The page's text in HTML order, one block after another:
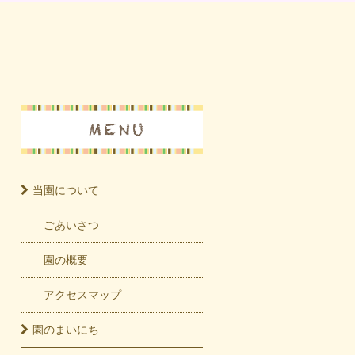
当園について
ごあいさつ
園の概要
アクセスマップ
園のまいにち